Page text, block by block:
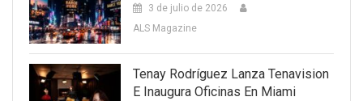
3 de julio de 2026
ALS Magazine
Tenay Rodríguez Lanza Tenavision
E Inaugura Oficinas En Miami